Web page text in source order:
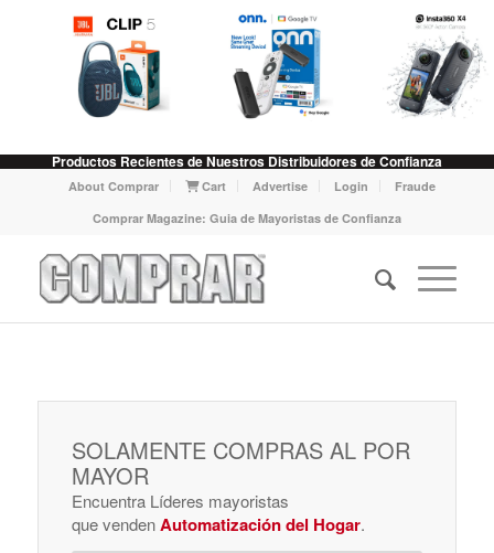
Productos Recientes de Nuestros Distribuidores de Confianza
About Comprar Cart Advertise Login
Fraude
Comprar Magazine: Guia de Mayoristas de Confianza
SOLAMENTE COMPRAS AL POR
MAYOR
Encuentra Líderes mayoristas
que vendenAutomatización del Hogar.